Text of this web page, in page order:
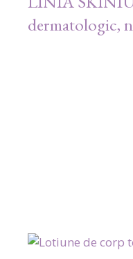
dermatologic,